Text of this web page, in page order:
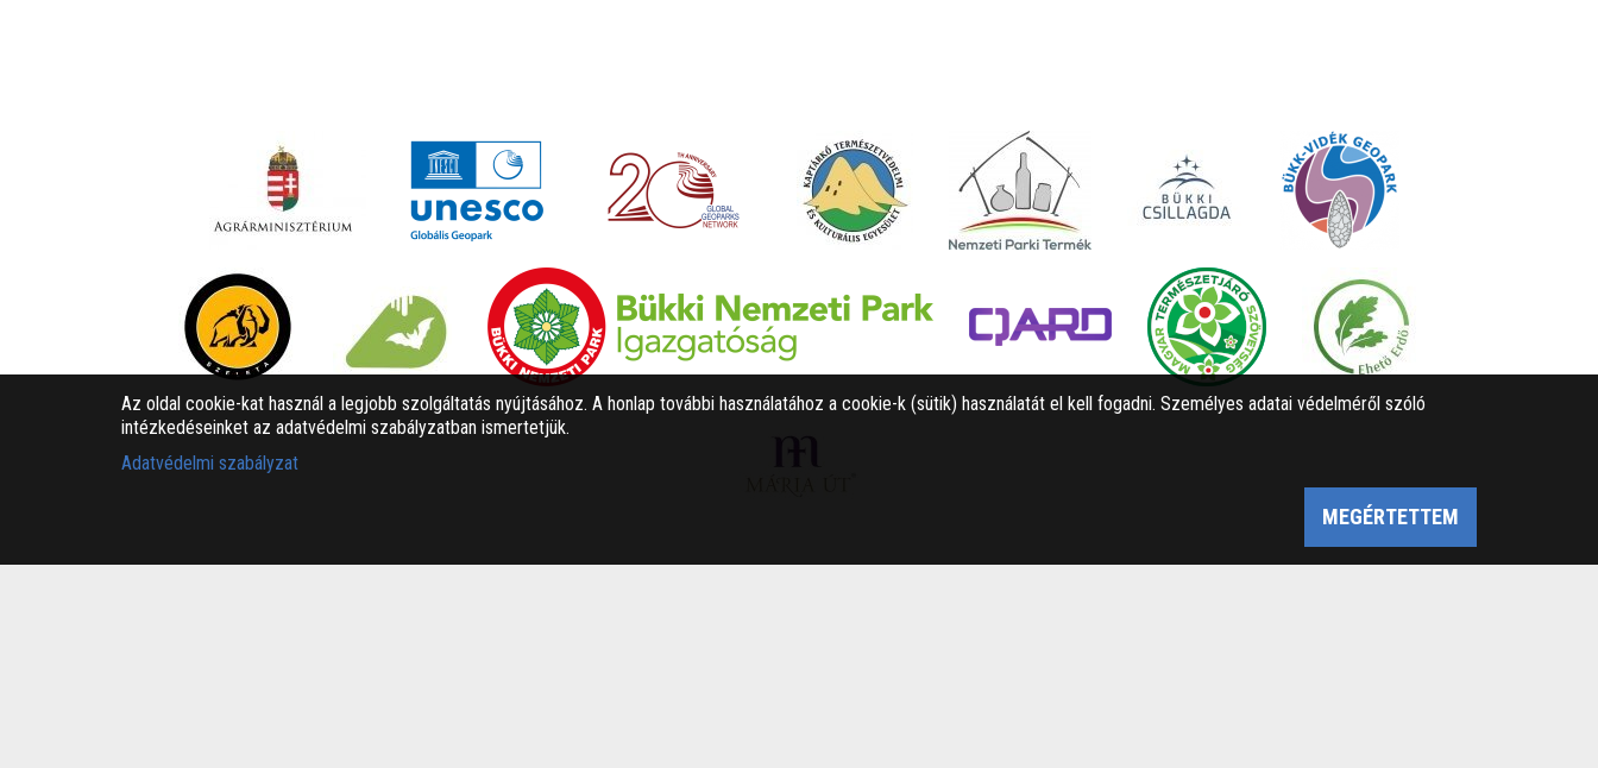
Az oldal cookie-kat használ a legjobb szolgáltatás nyújtásához. A honlap további használatához a cookie-k (sütik) használatát el kell fogadni. Személyes adatai védelméről szóló
intézkedéseinket az adatvédelmi szabályzatban ismertetjük.
Adatvédelmi szabályzat
MEGÉRTETTEM